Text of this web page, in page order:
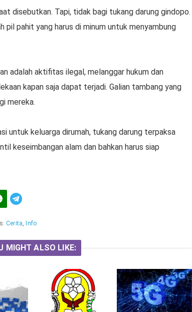
disebutkan. Tapi, tidak bagi tukang darung gindopo.
pil pahit yang harus di minum untuk menyambung
adalah aktifitas ilegal, melanggar hukum dan
kapan saja dapat terjadi. Galian tambang yang
mereka.
untuk keluarga dirumah, tukang darung terpaksa
keseimbangan alam dan bahkan harus siap
Cerita, Info
MIGHT ALSO LIKE: